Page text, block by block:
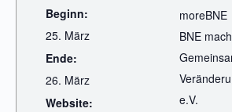
Beginn:
25. März
Ende:
26. März
Website:
moreBNE
BNE
e.V.